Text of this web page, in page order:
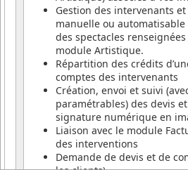
Gestion des intervenants
manuelle ou
des spectacles
module Artistique.
Répartition des crédits
comptes des intervenants
Création, envoi et suivi
paramétrables) des devis
signature numérique en
Liaison avec le module
des interventions
Demande de devis et de